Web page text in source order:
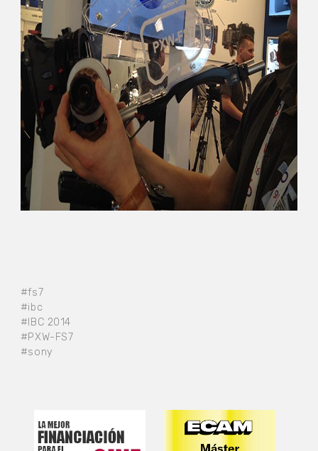
#fs7
#ibc
#IBC 2014
#PXW-FS7
#sony